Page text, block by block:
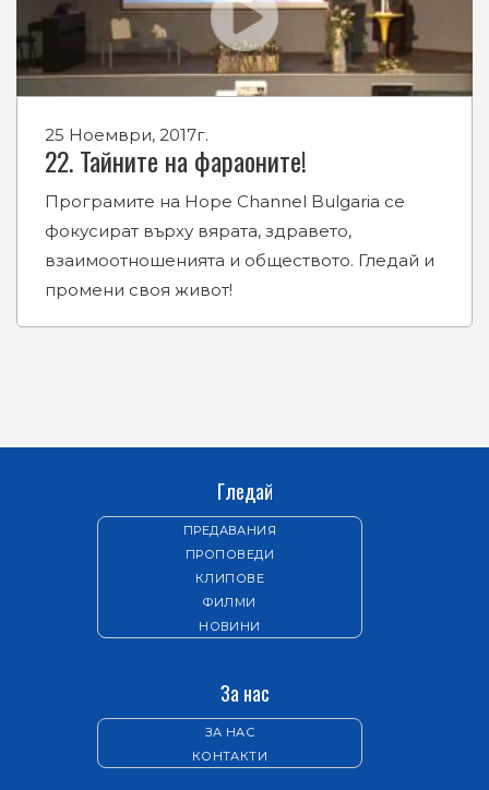
25 Ноември, 2017г.
22. Тайните на фараоните!
Програмите на Hope Channel Bulgaria се
фокусират върху вярата, здравето,
взаимоотношенията и обществото. Гледай и
промени своя живот!
Гледай
ПРЕДАВАНИЯ
ПРОПОВЕДИ
КЛИПОВЕ
ФИЛМИ
НОВИНИ
За нас
ЗА НАС
КОНТАКТИ